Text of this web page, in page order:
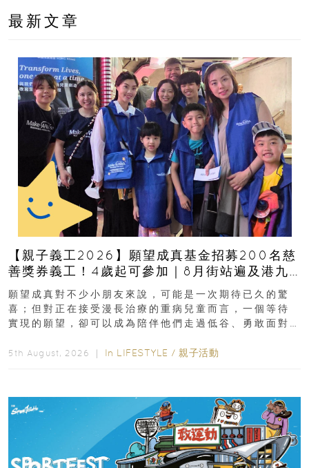
最新文章
【親子義工2026】願望成真基金招募200名慈
善獎券義工！4歲起可參加｜8月街站遍及港九
新界
願望成真對不少小朋友來說，可能是一次期待已久的驚
喜；但對正在接受漫長治療的重病兒童而言，一個等待
實現的願望，卻可以成為陪伴他們走過低谷、勇敢面對
5th August, 2026 ｜ In LIFESTYLE / 親子活動